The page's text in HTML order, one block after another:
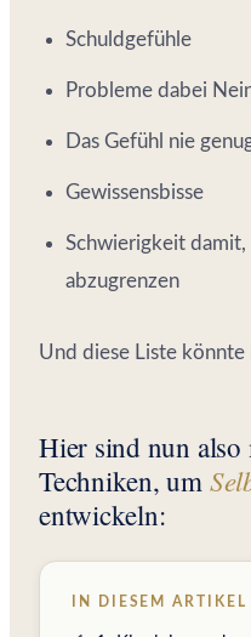
Schuldgefühle
Probleme dabei
Das Gefühl nie
Gewissensbisse
Schwierigkeit damit,
abzugrenzen
Und diese Liste
Hier sind nun
Techniken, um
entwickeln:
IN DIESEM ARTIKEL